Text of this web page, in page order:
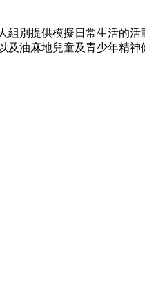
別提供模擬日常生活的
油麻地兒童及青少年精神